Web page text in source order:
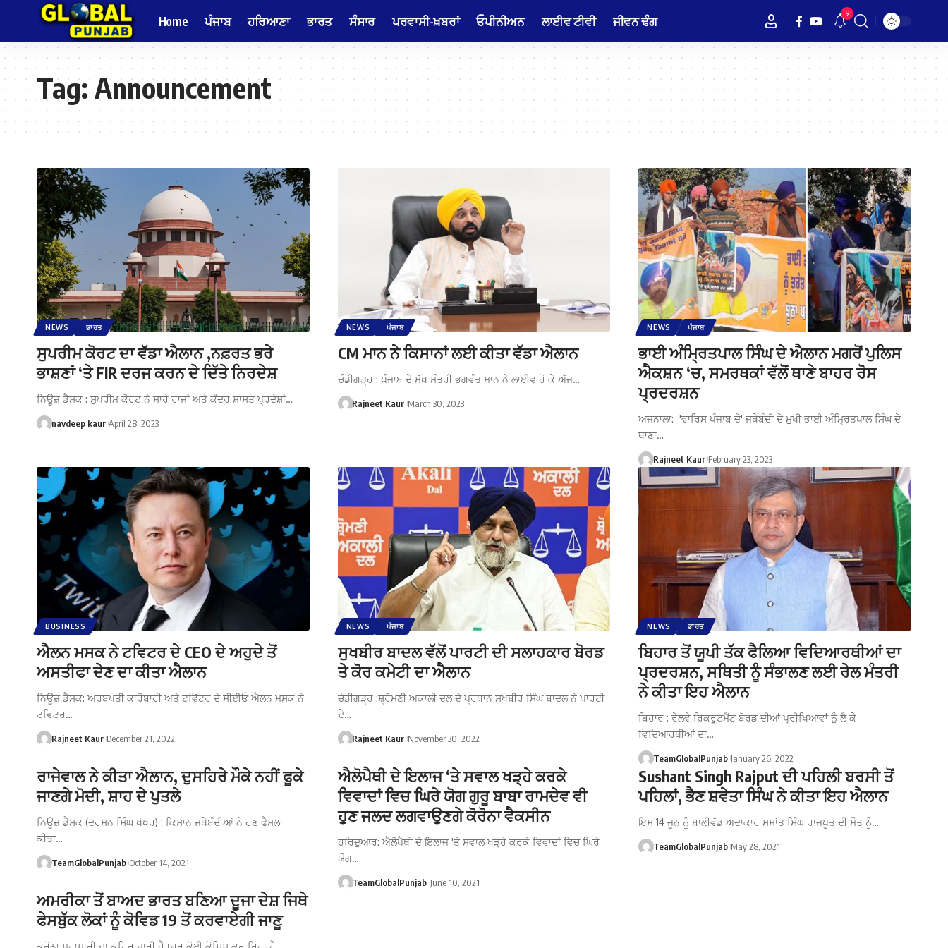
Home ਪੰਜਾਬ ਹਰਿਆਣਾ ਭਾਰਤ ਸੰਸਾਰ ਪਰਵਾਸੀ-ਖ਼ਬਰਾਂ ਓਪੀਨੀਅਨ ਲਾਈਵ ਟੀਵੀ ਜੀਵਨ ਢੰਗ 9
Tag:Announcement
NEWS ਭਾਰਤ
ਸੁਪਰੀਮ ਕੋਰਟ ਦਾ ਵੱਡਾ ਐਲਾਨ ,ਨਫ਼ਰਤ ਭਰੇ
ਭਾਸ਼ਣਾਂ ‘ਤੇ FIR ਦਰਜ ਕਰਨ ਦੇ ਦਿੱਤੇ ਨਿਰਦੇਸ਼
ਨਿਊਜ਼ ਡੈਸਕ : ਸੁਪਰੀਮ ਕੋਰਟ ਨੇ ਸਾਰੇ ਰਾਜਾਂ ਅਤੇ ਕੇਂਦਰ ਸ਼ਾਸਤ ਪ੍ਰਦੇਸ਼ਾਂ…
navdeep kaur April 28, 2023
NEWS ਪੰਜਾਬ
CM ਮਾਨ ਨੇ ਕਿਸਾਨਾਂ ਲਈ ਕੀਤਾ ਵੱਡਾ ਐਲਾਨ
ਚੰਡੀਗੜ੍ਹ : ਪੰਜਾਬ ਦੇ ਮੁੱਖ ਮੰਤਰੀ ਭਗਵੰਤ ਮਾਨ ਨੇ ਲਾਈਵ ਹੋ ਕੇ ਅੱਜ…
Rajneet Kaur March 30, 2023
NEWS ਪੰਜਾਬ
ਭਾਈ ਅੰਮ੍ਰਿਤਪਾਲ ਸਿੰਘ ਦੇ ਐਲਾਨ ਮਗਰੋਂ ਪੁਲਿਸ
ਐਕਸ਼ਨ ‘ਚ, ਸਮਰਥਕਾਂ ਵੱਲੋਂ ਥਾਣੇ ਬਾਹਰ ਰੋਸ
ਪ੍ਰਦਰਸ਼ਨ
ਅਜਨਾਲਾ: 'ਵਾਰਿਸ ਪੰਜਾਬ ਦੇ' ਜਥੇਬੰਦੀ ਦੇ ਮੁਖੀ ਭਾਈ ਅੰਮ੍ਰਿਤਪਾਲ ਸਿੰਘ ਦੇ
ਥਾਣਾ…
Rajneet Kaur February 23, 2023
BUSINESS
ਐਲਨ ਮਸਕ ਨੇ ਟਵਿਟਰ ਦੇ CEO ਦੇ ਅਹੁਦੇ ਤੋਂ
ਅਸਤੀਫਾ ਦੇਣ ਦਾ ਕੀਤਾ ਐਲਾਨ
ਨਿਊਜ਼ ਡੈਸਕ: ਅਰਬਪਤੀ ਕਾਰੋਬਾਰੀ ਅਤੇ ਟਵਿੱਟਰ ਦੇ ਸੀਈਓ ਐਲਨ ਮਸਕ ਨੇ
ਟਵਿਟਰ…
Rajneet Kaur December 21, 2022
NEWS ਪੰਜਾਬ
ਸੁਖਬੀਰ ਬਾਦਲ ਵੱਲੋਂ ਪਾਰਟੀ ਦੀ ਸਲਾਹਕਾਰ ਬੋਰਡ
ਤੇ ਕੋਰ ਕਮੇਟੀ ਦਾ ਐਲਾਨ
ਚੰਡੀਗੜ੍ਹ :ਸ਼੍ਰੋਮਣੀ ਅਕਾਲੀ ਦਲ ਦੇ ਪ੍ਰਧਾਨ ਸੁਖਬੀਰ ਸਿੰਘ ਬਾਦਲ ਨੇ ਪਾਰਟੀ
ਦੇ…
Rajneet Kaur November 30, 2022
NEWS ਭਾਰਤ
ਬਿਹਾਰ ਤੋਂ ਯੂਪੀ ਤੱਕ ਫੈਲਿਆ ਵਿਦਿਆਰਥੀਆਂ ਦਾ
ਪ੍ਰਦਰਸ਼ਨ, ਸਥਿਤੀ ਨੂੰ ਸੰਭਾਲਣ ਲਈ ਰੇਲ ਮੰਤਰੀ
ਨੇ ਕੀਤਾ ਇਹ ਐਲਾਨ
ਬਿਹਾਰ : ਰੇਲਵੇ ਰਿਕਰੂਟਮੈਂਟ ਬੋਰਡ ਦੀਆਂ ਪ੍ਰੀਖਿਆਵਾਂ ਨੂੰ ਲੈ ਕੇ
ਵਿਦਿਆਰਥੀਆਂ ਦਾ…
TeamGlobalPunjab January 26, 2022
ਰਾਜੇਵਾਲ ਨੇ ਕੀਤਾ ਐਲਾਨ, ਦੁਸਹਿਰੇ ਮੌਕੇ ਨਹੀਂ ਫੂਕੇ
ਜਾਣਗੇ ਮੋਦੀ, ਸ਼ਾਹ ਦੇ ਪੁਤਲੇ
ਨਿਊਜ਼ ਡੈਸਕ (ਦਰਸ਼ਨ ਸਿੰਘ ਖੋਖਰ) : ਕਿਸਾਨ ਜਥੇਬੰਦੀਆਂ ਨੇ ਹੁਣ ਫੈਸਲਾ
ਕੀਤਾ…
TeamGlobalPunjab October 14, 2021
ਐਲੋਪੈਥੀ ਦੇ ਇਲਾਜ ‘ਤੇ ਸਵਾਲ ਖੜ੍ਹੇ ਕਰਕੇ
ਵਿਵਾਦਾਂ ਵਿਚ ਘਿਰੇ ਯੋਗ ਗੁਰੂ ਬਾਬਾ ਰਾਮਦੇਵ ਵੀ
ਹੁਣ ਜਲਦ ਲਗਵਾਉਣਗੇ ਕੋਰੋਨਾ ਵੈਕਸੀਨ
ਹਰਿਦੁਆਰ: ਐਲੋਪੈਥੀ ਦੇ ਇਲਾਜ 'ਤੇ ਸਵਾਲ ਖੜ੍ਹੇ ਕਰਕੇ ਵਿਵਾਦਾਂ ਵਿਚ ਘਿਰੇ
ਯੋਗ…
TeamGlobalPunjab June 10, 2021
Sushant Singh Rajput ਦੀ ਪਹਿਲੀ ਬਰਸੀ ਤੋਂ
ਪਹਿਲਾਂ, ਭੈਣ ਸ਼ਵੇਤਾ ਸਿੰਘ ਨੇ ਕੀਤਾ ਇਹ ਐਲਾਨ
ਇਸ 14 ਜੂਨ ਨੂੰ ਬਾਲੀਵੁੱਡ ਅਦਾਕਾਰ ਸੁਸ਼ਾਂਤ ਸਿੰਘ ਰਾਜਪੂਤ ਦੀ ਮੌਤ ਨੂੰ…
TeamGlobalPunjab May 28, 2021
ਅਮਰੀਕਾ ਤੋਂ ਬਾਅਦ ਭਾਰਤ ਬਣਿਆ ਦੂਜਾ ਦੇਸ਼ ਜਿਥੇ
ਫੇਸਬੁੱਕ ਲੋਕਾਂ ਨੂੰ ਕੋਵਿਡ 19 ਤੋਂ ਕਰਵਾਏਗੀ ਜਾਣੂ